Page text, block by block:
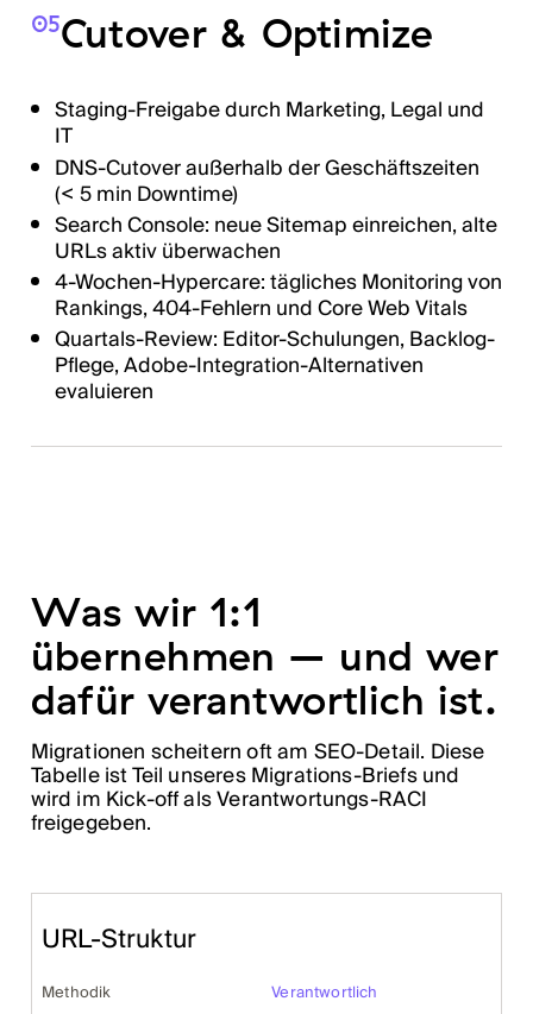
05Cutover & Optimize
Staging-Freigabe durch Marketing, Legal und
IT
DNS-Cutover außerhalb der Geschäftszeiten
(< 5 min Downtime)
Search Console: neue Sitemap einreichen, alte
URLs aktiv überwachen
4-Wochen-Hypercare: tägliches Monitoring von
Rankings, 404-Fehlern und Core Web Vitals
Quartals-Review: Editor-Schulungen, Backlog-
Pflege, Adobe-Integration-Alternativen
evaluieren
Was wir 1:1
übernehmen – und wer
dafür verantwortlich ist.
Migrationen scheitern oft am SEO-Detail. Diese
Tabelle ist Teil unseres Migrations-Briefs und
wird im Kick-off als Verantwortungs-RACI
freigegeben.
URL-Struktur
Methodik Verantwortlich